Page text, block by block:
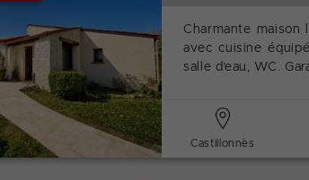
Charmante
avec cuisine
salle d’eau, WC.
Castillonnès